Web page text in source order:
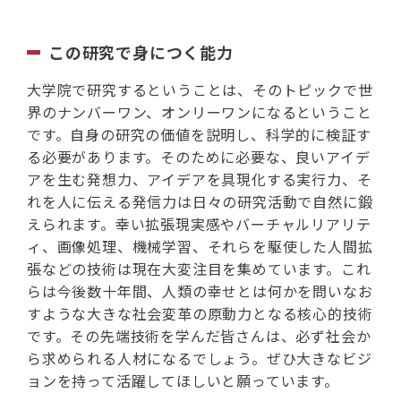
この研究で身につく能力
大学院で研究するということは、そのトピックで世
界のナンバーワン、オンリーワンになるということ
です。自身の研究の価値を説明し、科学的に検証す
る必要があります。そのために必要な、良いアイデ
アを生む発想力、アイデアを具現化する実行力、そ
れを人に伝える発信力は日々の研究活動で自然に鍛
えられます。幸い拡張現実感やバーチャルリアリテ
ィ、画像処理、機械学習、それらを駆使した人間拡
張などの技術は現在大変注目を集めています。これ
らは今後数十年間、人類の幸せとは何かを問いなお
すような大きな社会変革の原動力となる核心的技術
です。その先端技術を学んだ皆さんは、必ず社会か
ら求められる人材になるでしょう。ぜひ大きなビジ
ョンを持って活躍してほしいと願っています。